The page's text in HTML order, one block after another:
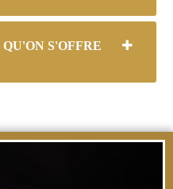
S'OFFRE